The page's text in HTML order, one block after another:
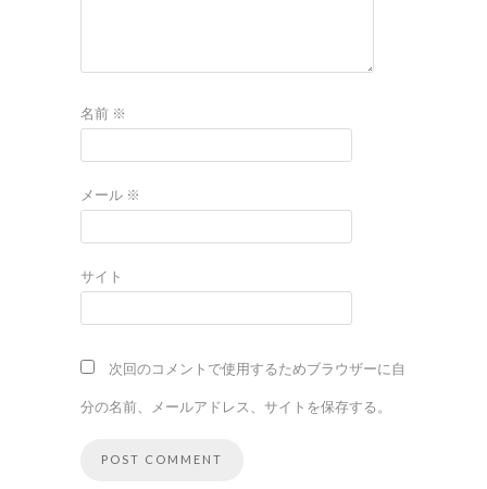
名前 ※
メール ※
サイト
次回のコメントで使用するためブラウザーに自
分の名前、メールアドレス、サイトを保存する。